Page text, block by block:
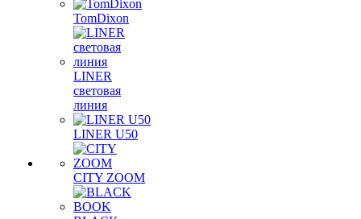
TomDixon
LINER
световая
линия
LINER U50
CITY ZOOM